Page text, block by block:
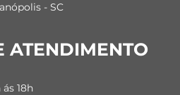
- SC
ATENDIMENTO
18h